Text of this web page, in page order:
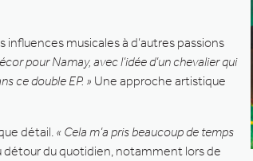
musicales à d’autres passions
pour Namay, avec l’idée d’un chevalier qui
ce double EP. » Une approche artistique
détail. « Cela m’a pris beaucoup de temps
détour du quotidien, notamment lors de